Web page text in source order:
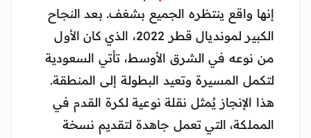
إنها واقع ينتظره الجميع بشغف. بعد النجاح
الكبير لمونديال قطر 2022، الذي كان الأول
من نوعه في الشرق الأوسط، تأتي السعودية
لتكمل المسيرة وتعيد البطولة إلى المنطقة.
هذا الإنجاز يُمثل نقلة نوعية لكرة القدم في
المملكة، التي تعمل جاهدة لتقديم نسخة